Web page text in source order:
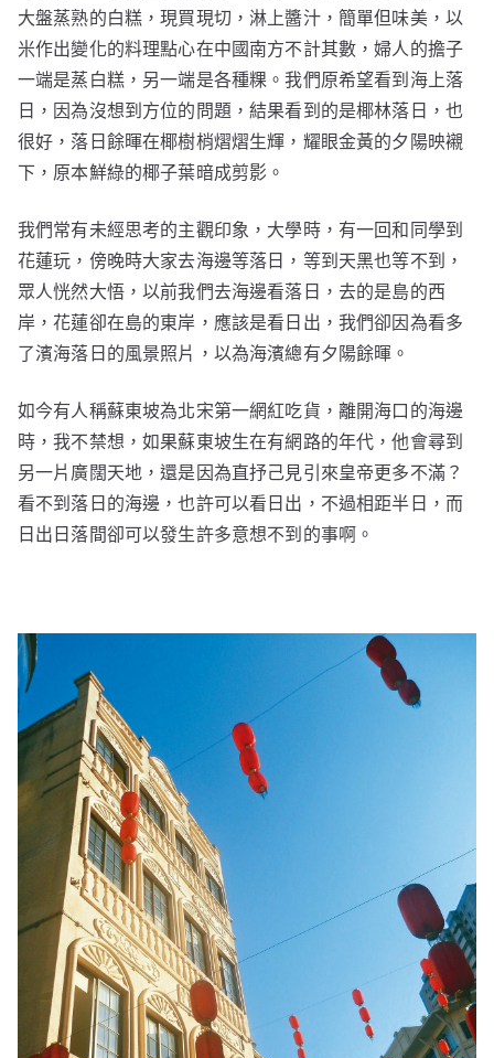
大盤蒸熟的白糕，現買現切，淋上醬汁，簡單但味美，以
米作出變化的料理點心在中國南方不計其數，婦人的擔子
一端是蒸白糕，另一端是各種粿。我們原希望看到海上落
日，因為沒想到方位的問題，結果看到的是椰林落日，也
很好，落日餘暉在椰樹梢熠熠生輝，耀眼金黃的夕陽映襯
下，原本鮮綠的椰子葉暗成剪影。
我們常有未經思考的主觀印象，大學時，有一回和同學到
花蓮玩，傍晚時大家去海邊等落日，等到天黑也等不到，
眾人恍然大悟，以前我們去海邊看落日，去的是島的西
岸，花蓮卻在島的東岸，應該是看日出，我們卻因為看多
了濱海落日的風景照片，以為海濱總有夕陽餘暉。
如今有人稱蘇東坡為北宋第一網紅吃貨，離開海口的海邊
時，我不禁想，如果蘇東坡生在有網路的年代，他會尋到
另一片廣闊天地，還是因為直抒己見引來皇帝更多不滿？
看不到落日的海邊，也許可以看日出，不過相距半日，而
日出日落間卻可以發生許多意想不到的事啊。